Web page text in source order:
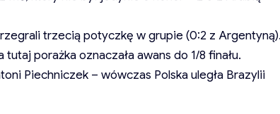
trzecią potyczkę w grupie (0:2 z
porażka oznaczała awans do 1/8 finału.
Piechniczek – wówczas Polska uległa Brazylii